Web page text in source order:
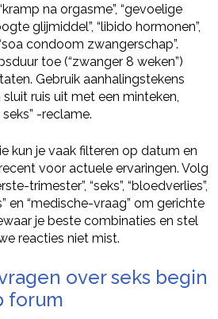
na orgasme”, “gevoelige
glijmiddel”, “libido hormonen”,
condoom zwangerschap”.
toe (“zwanger 8 weken”)
Gebruik aanhalingstekens
ruis uit met een minteken,
-reclame.
kun je vaak filteren op datum en
voor actuele ervaringen. Volg
trimester”, “seks”, “bloedverlies”,
en “medische-vraag” om gerichte
je beste combinaties en stel
reacties niet mist.
over seks begin
forum